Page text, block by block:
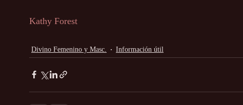
Kathy Forest
Divino Femenino y Masc. Información útil